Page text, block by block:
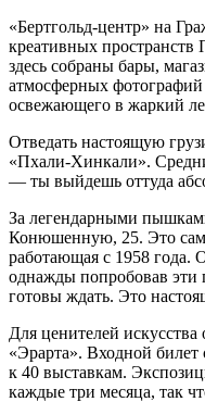
«Бертгольд-центр» на
креативных
здесь собраны бары,
атмосферных
освежающего в жаркий
Отведать настоящую
«Пхали-Хинкали».
— ты выйдешь оттуда
За легендарными
Конюшенную, 25. Это
работающая с 1958 года.
однажды попробовав
готовы ждать. Это
Для ценителей
«Эрарта». Входной билет
к 40 выставкам.
каждые три месяца, так